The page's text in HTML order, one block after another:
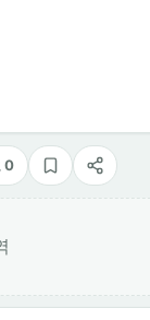
0
스크랩공유